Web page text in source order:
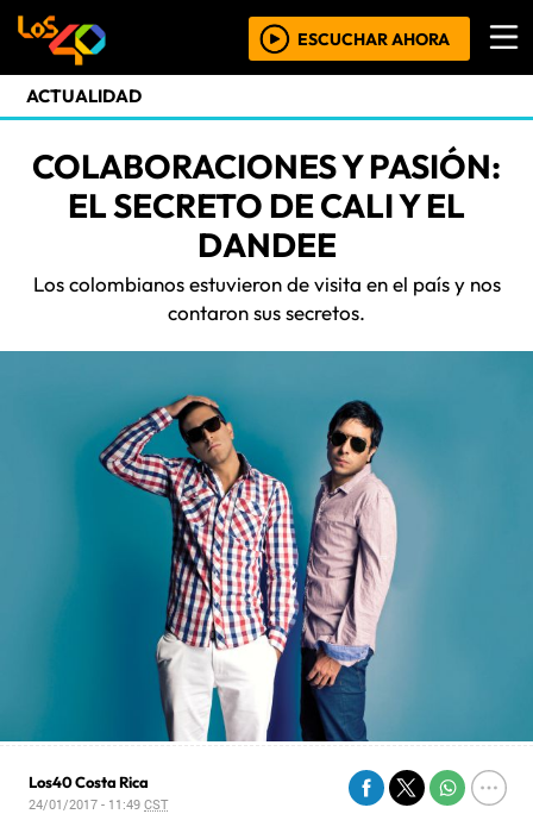
ESCUCHAR AHORA
ACTUALIDAD
COLABORACIONES Y PASIÓN:
EL SECRETO DE CALI Y EL
DANDEE
Los colombianos estuvieron de visita en el país y nos
contaron sus secretos.
Los40 Costa Rica
24/01/2017 - 11:49CST